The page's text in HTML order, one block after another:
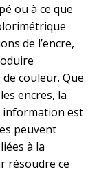
ou à ce que
de l’encre,
couleur. Que
encres, la
information est
peuvent
à la
résoudre ce